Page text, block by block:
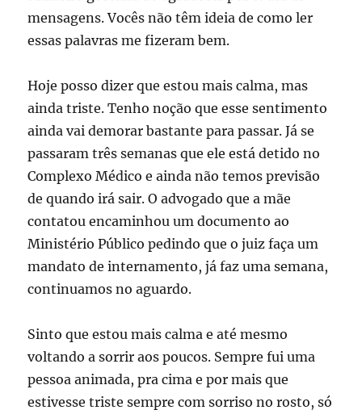
mensagens. Vocês não têm ideia de como ler
essas palavras me fizeram bem.
Hoje posso dizer que estou mais calma, mas
ainda triste. Tenho noção que esse sentimento
ainda vai demorar bastante para passar. Já se
passaram três semanas que ele está detido no
Complexo Médico e ainda não temos previsão
de quando irá sair. O advogado que a mãe
contatou encaminhou um documento ao
Ministério Público pedindo que o juiz faça um
mandato de internamento, já faz uma semana,
continuamos no aguardo.
Sinto que estou mais calma e até mesmo
voltando a sorrir aos poucos. Sempre fui uma
pessoa animada, pra cima e por mais que
estivesse triste sempre com sorriso no rosto, só